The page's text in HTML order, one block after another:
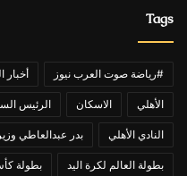
Tags
#رياضة صوت العرب نيوز أخبار
الأهلي الاسكان الرئيس
النادي الأهلي بدر عبدالعاطي
بطولة العالم لكرة اليد بطولة